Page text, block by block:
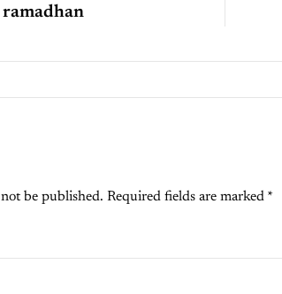
ramadhan
be published. Required fields are marked *